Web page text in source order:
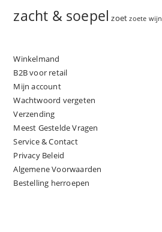
zacht & soepel zoet zoete wijn
Winkelmand
B2B voor retail
Mijn account
Wachtwoord vergeten
Verzending
Meest Gestelde Vragen
Service & Contact
Privacy Beleid
Algemene Voorwaarden
Bestelling herroepen